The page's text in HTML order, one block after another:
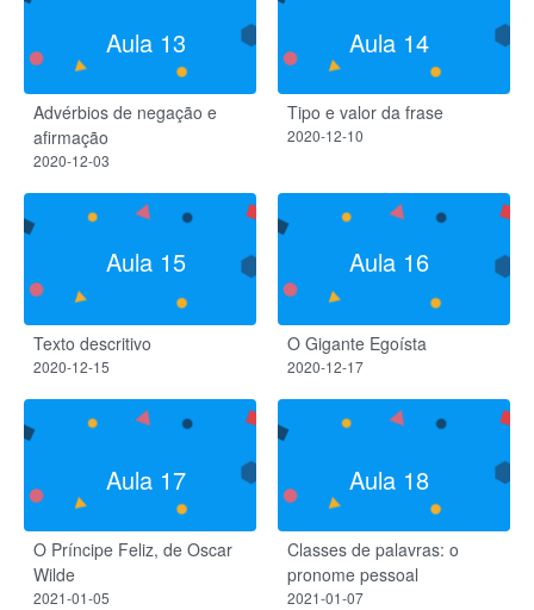
Aula 13
Advérbios de negação e
afirmação
2020-12-03
Aula 14
Tipo e valor da frase
2020-12-10
Aula 15
Texto descritivo
2020-12-15
Aula 16
O Gigante Egoísta
2020-12-17
Aula 17
O Príncipe Feliz, de Oscar
Wilde
2021-01-05
Aula 18
Classes de palavras: o
pronome pessoal
2021-01-07